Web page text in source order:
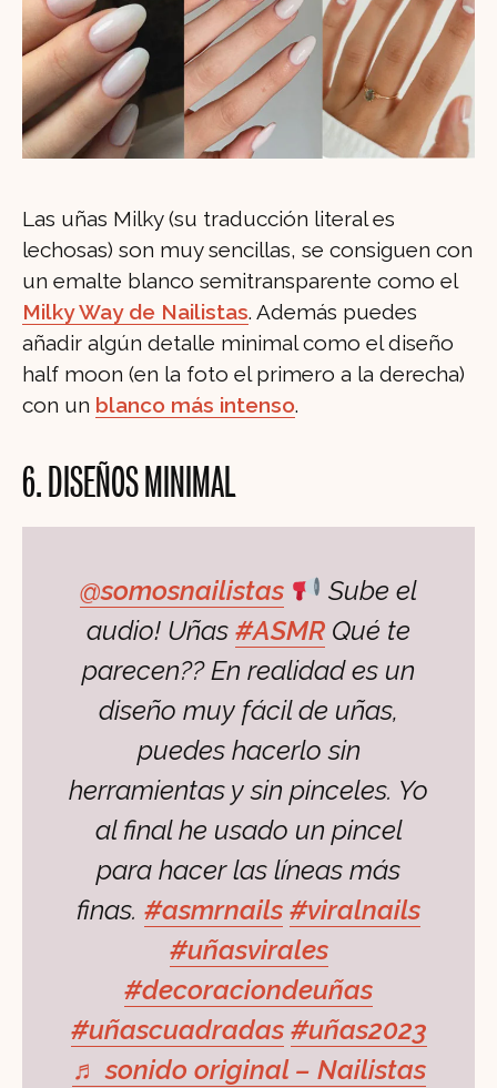
Las uñas Milky (su traducción literal es
lechosas) son muy sencillas, se consiguen con
un emalte blanco semitransparente como el
Milky Way de Nailistas. Además puedes
añadir algún detalle minimal como el diseño
half moon (en la foto el primero a la derecha)
con un blanco más intenso.
6. DISEÑOS MINIMAL
@somosnailistas
Sube el
audio! Uñas #ASMR Qué te
parecen?? En realidad es un
diseño muy fácil de uñas,
puedes hacerlo sin
herramientas y sin pinceles. Yo
al final he usado un pincel
para hacer las líneas más
finas. #asmrnails #viralnails
#uñasvirales
#decoraciondeuñas
#uñascuadradas #uñas2023
♬ sonido original – Nailistas